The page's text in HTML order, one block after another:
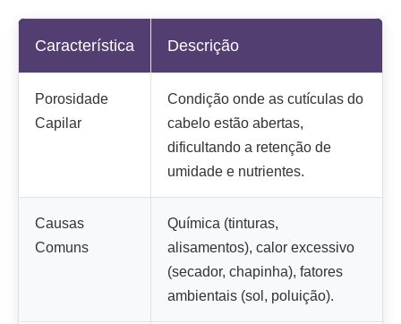
Característica Descrição
Porosidade
Capilar
Condição onde as cutículas do
cabelo estão abertas,
dificultando a retenção de
umidade e nutrientes.
Causas
Comuns
Química (tinturas,
alisamentos), calor excessivo
(secador, chapinha), fatores
ambientais (sol, poluição).